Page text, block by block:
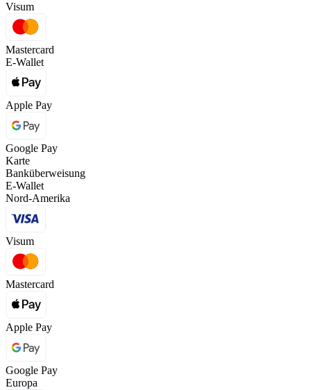
Visum
Mastercard
E-Wallet
Apple Pay
Google Pay
Karte
Banküberweisung
E-Wallet
Nord-Amerika
Visum
Mastercard
Apple Pay
Google Pay
Europa